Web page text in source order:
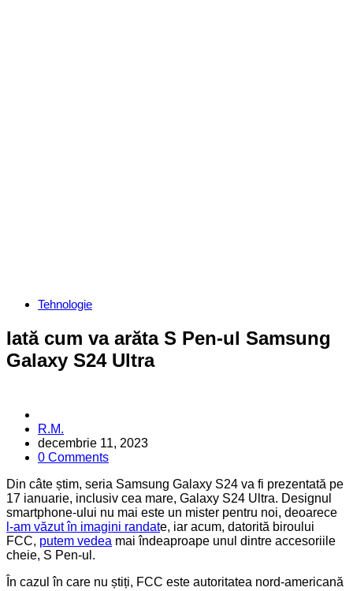
Categories
Tehnologie
Iată cum va arăta S Pen-ul Samsung
Galaxy S24 Ultra
Posted
by
R.M.
decembrie 11, 2023
0 Comments
Din câte știm, seria Samsung Galaxy S24 va fi prezentată pe
17 ianuarie, inclusiv cea mare, Galaxy S24 Ultra. Designul
smartphone-ului nu mai este un mister pentru noi, deoarece
l-am văzut în imagini randate, iar acum, datorită biroului
FCC, putem vedea mai îndeaproape unul dintre accesoriile
cheie, S Pen-ul.
În cazul în care nu știți, FCC este autoritatea nord-americană